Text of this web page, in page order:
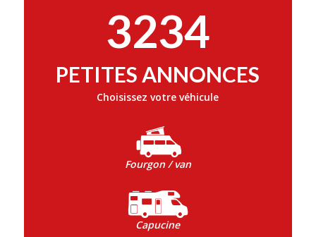
3234
PETITES ANNONCES
Choisissez votre véhicule
Fourgon / van
Capucine